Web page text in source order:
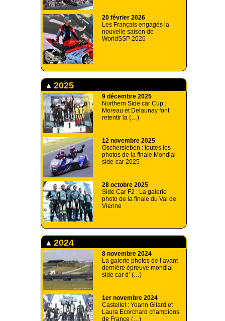
20 février 2026
Les Français engagés la
nouvelle saison de
WorldSSP 2026
2025
9 décembre 2025
Northern Side car Cup :
Moreau et Delaunay font
retentir la (…)
12 novembre 2025
Oschersleben : toutes les
photos de la finale Mondial
side-car 2025
28 octobre 2025
Side Car F2 : La galerie
photo de la finale du Val de
Vienne
2024
8 novembre 2024
La galerie photos de l’avant
dernière épreuve mondial
side car d’ (…)
1er novembre 2024
Castellet : Yoann Gilard et
Laura Ecorchard champions
de France (…)